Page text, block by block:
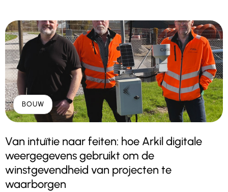
BOUW
Van intuïtie naar feiten: hoe Arkil digitale
weergegevens gebruikt om de
winstgevendheid van projecten te
waarborgen